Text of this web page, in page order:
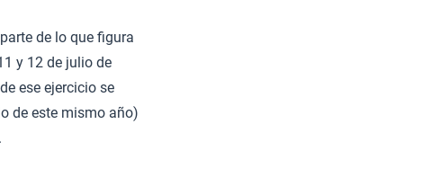
de lo que figura
y 12 de julio de
ese ejercicio se
de este mismo año)